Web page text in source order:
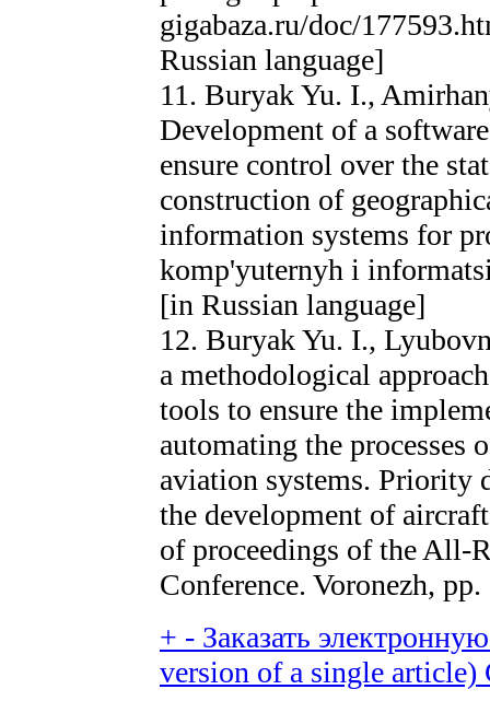
gigabaza.ru/doc/
Russian language]
11. Buryak Yu. I.,
Development of a
ensure control over the
construction of
information systems for
komp'yuternyh i
[in Russian language]
12. Buryak Yu. I.,
a methodological
tools to ensure the
automating the processes
aviation systems. Priority
the development of
of proceedings of the All-
Conference. Voronezh,
+ - Заказать
version of a single article)